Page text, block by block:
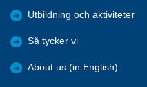
Utbildning och aktiviteter
Så tycker vi
About us (in English)